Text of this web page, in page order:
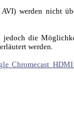
werden nicht
die
werden.
Chromecast